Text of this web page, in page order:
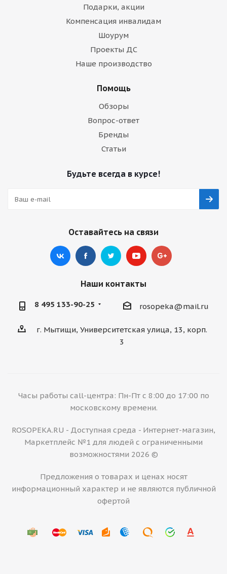
Подарки, акции
Компенсация инвалидам
Шоурум
Проекты ДС
Наше производство
Помощь
Обзоры
Вопрос-ответ
Бренды
Статьи
Будьте всегда в курсе!
Оставайтесь на связи
Наши контакты
8 495 133-90-25 rosopeka@mail.ru
г. Мытищи, Университетская улица, 13, корп.
3
Часы работы call-центра: Пн-Пт с 8:00 до 17:00 по
московскому времени.
ROSOPEKA.RU - Доступная среда - Интернет-магазин,
Маркетплейс №1 для людей с ограниченными
возможностями 2026 ©
Предложения о товарах и ценах носят
информационный характер и не являются публичной
офертой